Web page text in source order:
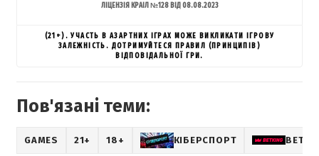
ЛІЦЕНЗІЯ КРАІЛ №128 ВІД 08.08.2023
(21+). УЧАСТЬ В АЗАРТНИХ ІГРАХ МОЖЕ ВИКЛИКАТИ ІГРОВУ
ЗАЛЕЖНІСТЬ. ДОТРИМУЙТЕСЯ ПРАВИЛ (ПРИНЦИПІВ)
ВІДПОВІДАЛЬНОЇ ГРИ.
Пов'язані теми:
GAMES 21+ 18+ КІБЕРСПОРТ